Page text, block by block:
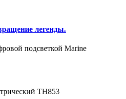
легенды.
подсветкой Marine
TH853